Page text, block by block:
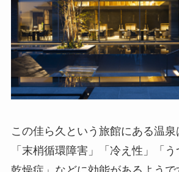
この佳ら久という旅館にある温泉
「末梢循環障害」「冷え性」「